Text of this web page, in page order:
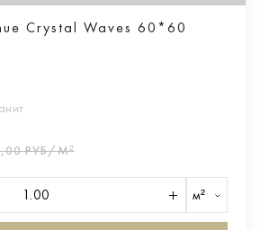
Crystal Waves 60*60
РУБ/М²
м²